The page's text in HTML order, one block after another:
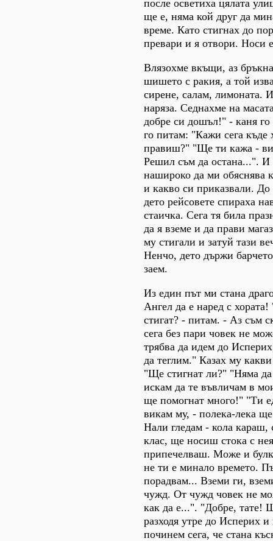
после осветиха цялата
ще е, няма кой друг да
време. Като стигнах до
превари и я отвори. Носи
Влязохме вкъщи, аз
шишето с ракия, а той
сирене, салам, лимоната.
наряза. Седнахме на
добре си дошъл!" - каня
го питам: "Кажи сега къде
правиш?" "Ще ти кажа -
Решил съм да остана...". И
нашироко да ми обяснява
и какво си приказвали. До
дето рейсовете спираха
стаичка. Сега тя била
да я вземе и да прави
му стигали и затуй тази
Ненчо, дето държи
заем.
Из един път ми стана
Ангел да е наред с
стигат? - питам. - Аз съм
сега без пари човек не
трябва да идем до
да теглим." Казах му
"Ще стигнат ли?" "Няма да
искам да те въвличам в
ще помогнат много!" "Ти
викам му, - полека-лека
Нали гледам - кола караш,
клас, ще носиш стока с
припечелваш. Може и
не ти е минало времето.
порадвам... Вземи ги,
чужд. От чужд човек не
как да е...". "Добре, тате!
разходя утре до Исперих
починем сега, че стана